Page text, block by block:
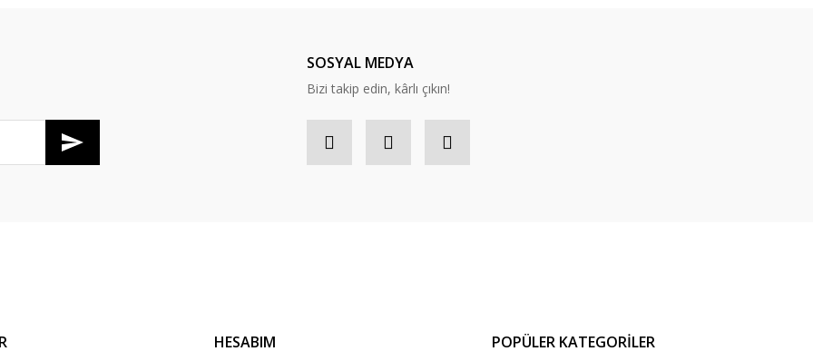
SOSYAL MEDYA
Bizi takip edin, kârlı çıkın!
HESABIM POPÜLER KATEGORİLER